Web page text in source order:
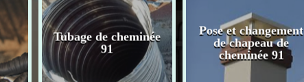
Tubage de cheminée
91
Pose et changement
de chapeau de
cheminée 91